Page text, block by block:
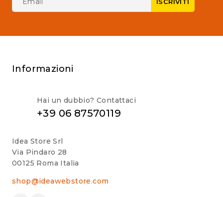
Informazioni
Hai un dubbio? Contattaci
+39 06 87570119
Idea Store Srl
Via Pindaro 28
00125 Roma Italia
shop@ideawebstore.com